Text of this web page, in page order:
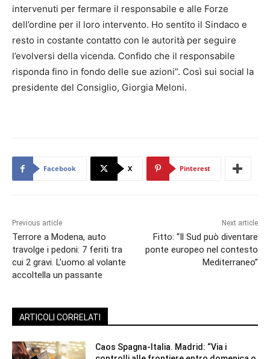
intervenuti per fermare il responsabile e alle Forze
dell’ordine per il loro intervento. Ho sentito il Sindaco e
resto in costante contatto con le autorità per seguire
l’evolversi della vicenda. Confido che il responsabile
risponda fino in fondo delle sue azioni”. Così sui social la
presidente del Consiglio, Giorgia Meloni.
Facebook X Pinterest
Previous article
Terrore a Modena, auto
travolge i pedoni: 7 feriti tra
cui 2 gravi. L’uomo al volante
accoltella un passante
Next article
Fitto: “Il Sud può diventare
ponte europeo nel contesto
Mediterraneo”
ARTICOLI CORRELATI
Caos Spagna-Italia. Madrid: “Via i